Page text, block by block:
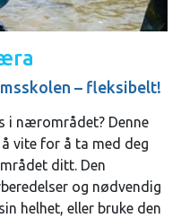
– fleksibelt!
i nærområdet? Denne
vite for å ta med deg
ditt. Den
og nødvendig
helhet, eller bruke den